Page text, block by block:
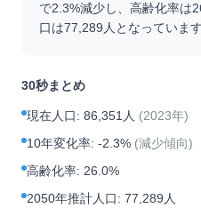
で2.3%減少し、高齢化率は
口は77,289 人となっています
30秒まとめ
現在人口: 86,351人 (2023年)
10年変化率: -2.3% (減少傾向)
高齢化率: 26.0%
2050年推計人口: 77,289人